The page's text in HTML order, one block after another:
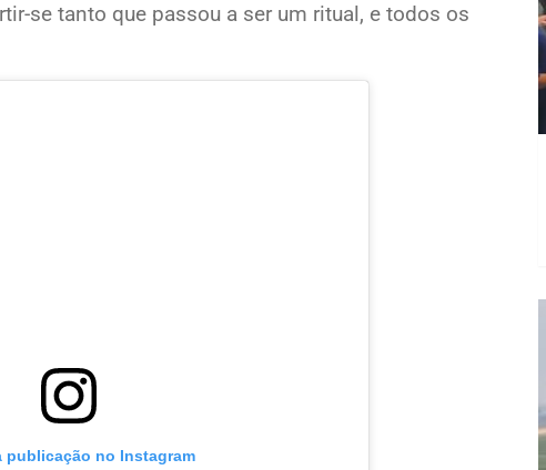
se tanto que passou a ser um ritual, e todos os
publicação no Instagram